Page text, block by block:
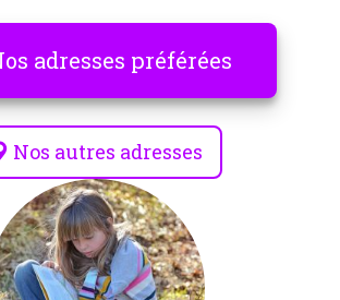
adresses préférées
Nos autres adresses